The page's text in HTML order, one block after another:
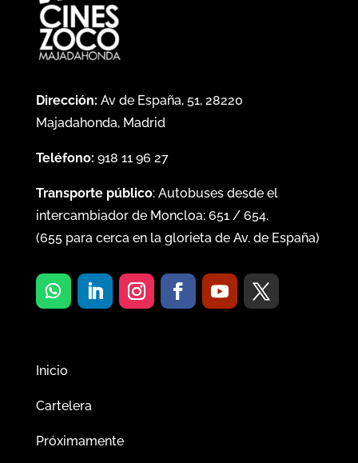
Dirección: Av de España, 51, 28220
Majadahonda, Madrid
Teléfono: 918 11 96 27
Transporte público: Autobuses desde el
intercambiador de Moncloa: 651/ 654.
(655para cerca en la glorieta de Av. de España)
Inicio
Cartelera
Próximamente